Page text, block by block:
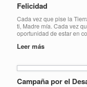
Felicidad
Cada vez que pise la
ti, Madre mía. Cada vez
oportunidad de estar en
Leer más
Campaña por el